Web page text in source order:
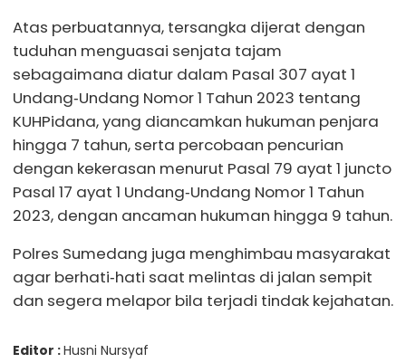
Atas perbuatannya, tersangka dijerat dengan
tuduhan menguasai senjata tajam
sebagaimana diatur dalam Pasal 307 ayat 1
Undang‑Undang Nomor 1 Tahun 2023 tentang
KUHPidana, yang diancamkan hukuman penjara
hingga 7 tahun, serta percobaan pencurian
dengan kekerasan menurut Pasal 79 ayat 1 juncto
Pasal 17 ayat 1 Undang‑Undang Nomor 1 Tahun
2023, dengan ancaman hukuman hingga 9 tahun.
Polres Sumedang juga menghimbau masyarakat
agar berhati‑hati saat melintas di jalan sempit
dan segera melapor bila terjadi tindak kejahatan.
Editor :Husni Nursyaf